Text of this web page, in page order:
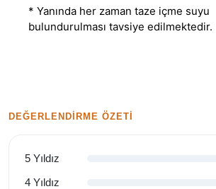
* Yanında her zaman taze içme suyu
bulundurulması tavsiye edilmektedir.
DEĞERLENDIRME ÖZETI
5 Yıldız
4 Yıldız